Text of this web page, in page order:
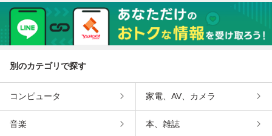
別のカテゴリで探す
コンピュータ 家電、AV、カメラ
音楽 本、雑誌